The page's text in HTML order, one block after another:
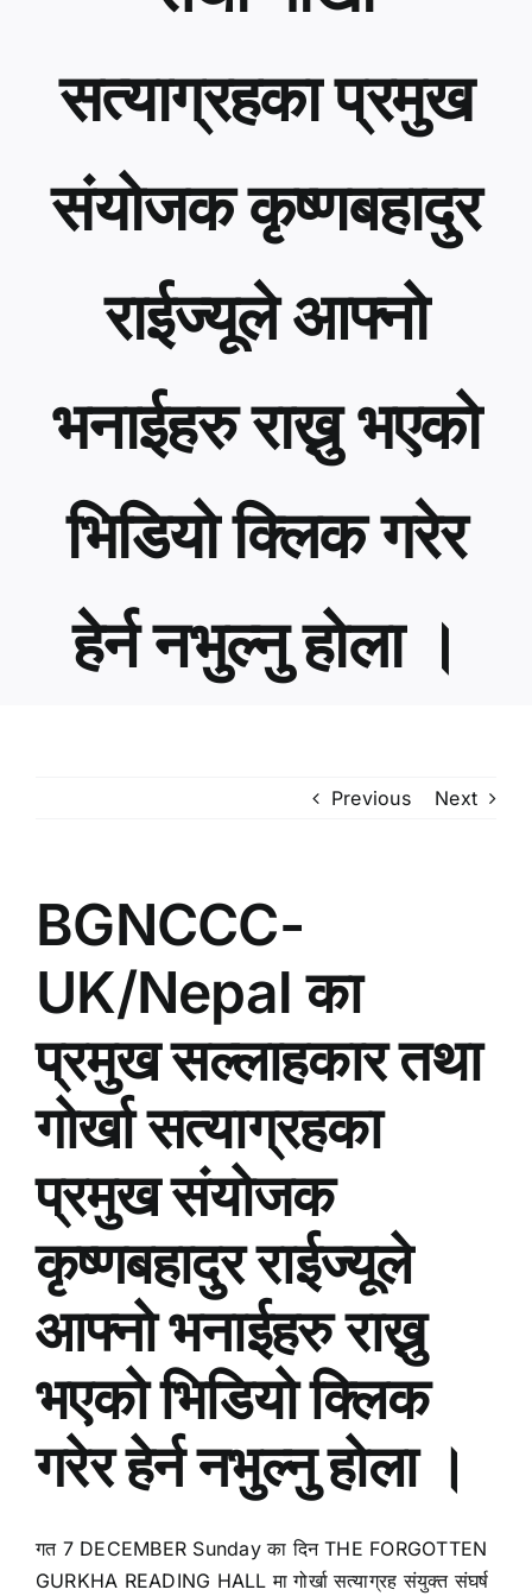
News
Contact Us
सत्याग्रहका प्रमुख
संयोजक कृष्णबहादुर
राईज्यूले आफ्नो
भनाईहरु राख्नु भएको
भिडियो क्लिक गरेर
हेर्न नभुल्नु होला ।
Previous Next
BGNCCC-
UK/Nepal का
प्रमुख सल्लाहकार तथा
गोर्खा सत्याग्रहका
प्रमुख संयोजक
कृष्णबहादुर राईज्यूले
आफ्नो भनाईहरु राख्नु
भएको भिडियो क्लिक
गरेर हेर्न नभुल्नु होला ।
गत 7 DECEMBER Sunday का दिन THE FORGOTTEN
GURKHA READING HALL मा गोर्खा सत्याग्रह संयुक्त संघर्ष